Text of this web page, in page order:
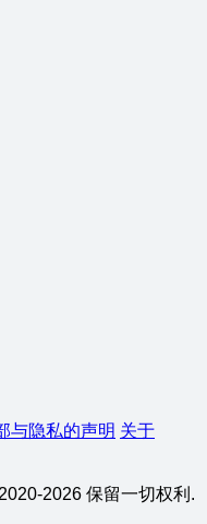
与隐私的声明 关于
2026 保留一切权利.